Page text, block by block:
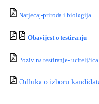
Natjecaj-priroda i biologija
Obavijest o testiranju
Poziv na testiranje- ucitelj/
Odluka o izboru